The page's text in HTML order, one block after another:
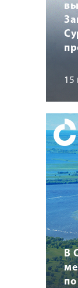
15
В
по